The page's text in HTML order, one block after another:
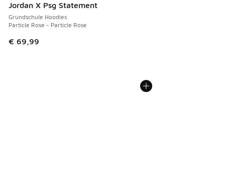
Jordan X Psg Statement
Grundschule Hoodies
Particle Rose - Particle Rose
€ 69,99